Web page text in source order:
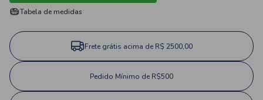
Tabela de medidas
Frete grátis acima de R$ 2500,00
Pedido Mínimo de R$500